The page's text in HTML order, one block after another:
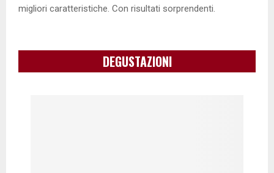
migliori caratteristiche. Con risultati sorprendenti.
DEGUSTAZIONI